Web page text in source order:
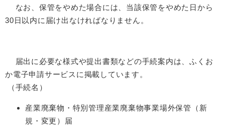
なお、保管をやめた場合には、当該保管をやめた日から
30日以内に届け出なければなりません。
届出に必要な様式や提出書類などの手続案内は、ふくお
か電子申請サービスに掲載しています。
（手続名）
産業廃棄物・特別管理産業廃棄物事業場外保管（新
規・変更）届